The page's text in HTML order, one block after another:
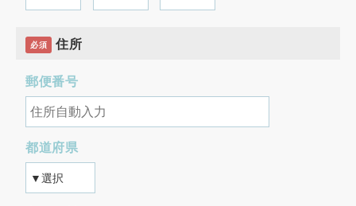
必須 住所
郵便番号
都道府県